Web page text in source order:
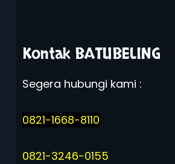
Kontak BATUBELING
Segera hubungi kami :
0821-1668-8110
0821-3246-0155